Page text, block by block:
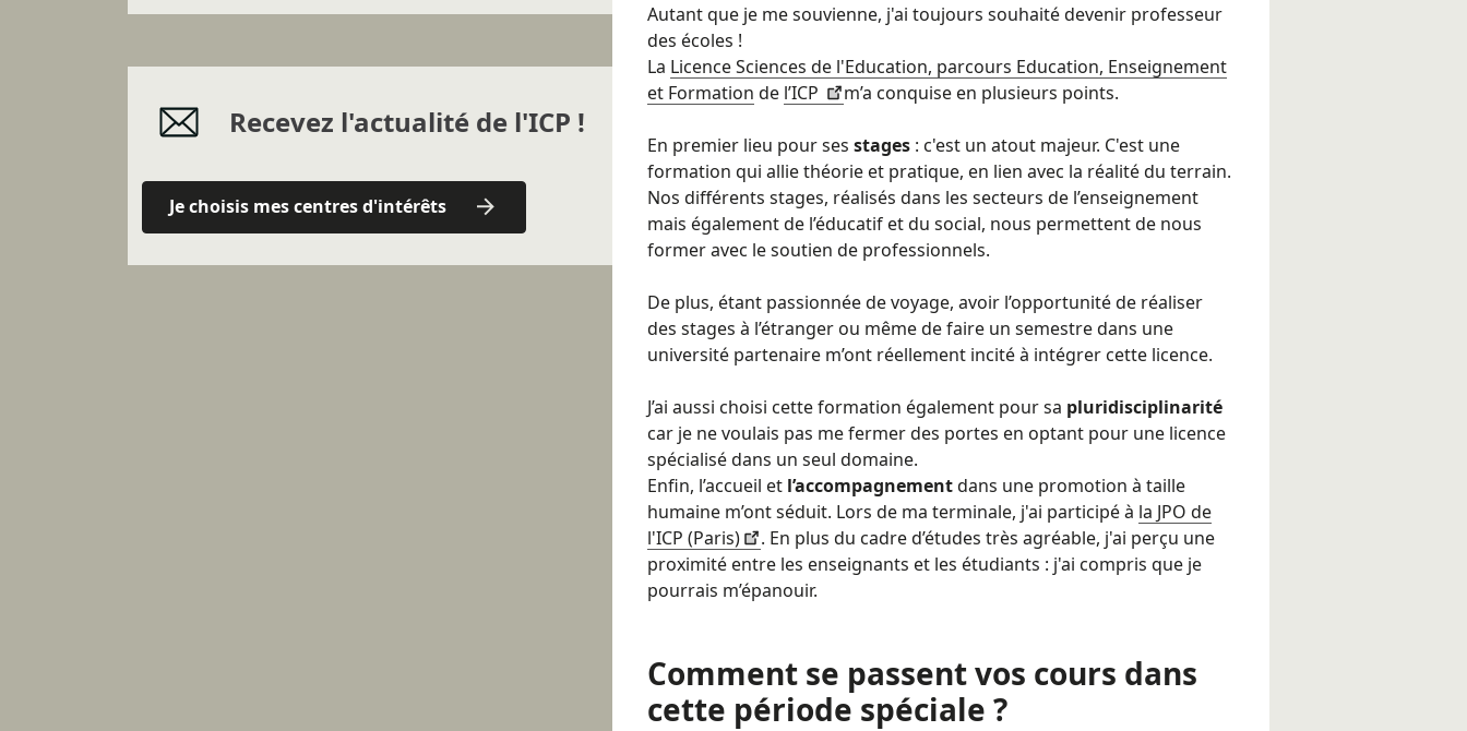
Recevez l'actualité de l'ICP !
Je choisis mes centres d'intérêts
Autant que je me souvienne, j'ai toujours souhaité devenir professeur
des écoles !
La Licence Sciences de l'Education, parcours Education, Enseignement
et Formation de l’ICP m’a conquise en plusieurs points.
En premier lieu pour ses stages : c'est un atout majeur. C'est une
formation qui allie théorie et pratique, en lien avec la réalité du terrain.
Nos différents stages, réalisés dans les secteurs de l’enseignement
mais également de l’éducatif et du social, nous permettent de nous
former avec le soutien de professionnels.
De plus, étant passionnée de voyage, avoir l’opportunité de réaliser
des stages à l’étranger ou même de faire un semestre dans une
université partenaire m’ont réellement incité à intégrer cette licence.
J’ai aussi choisi cette formation également pour sa pluridisciplinarité
car je ne voulais pas me fermer des portes en optant pour une licence
spécialisé dans un seul domaine.
Enfin, l’accueil et l’accompagnementdans une promotion à taille
humaine m’ont séduit. Lors de ma terminale, j'ai participé à la JPO de
l'ICP (Paris)
. En plus du cadre d’études très agréable, j'ai perçu une
proximité entre les enseignants et les étudiants : j'ai compris que je
pourrais m’épanouir.
Comment se passent vos cours dans
cette période spéciale ?